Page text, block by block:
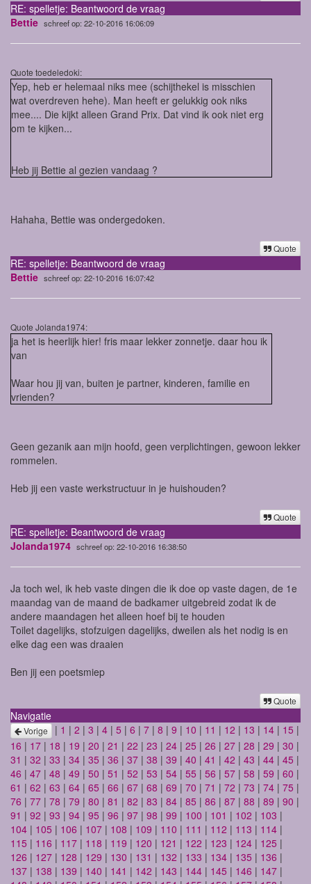
RE: spelletje: Beantwoord de vraag
Bettie schreef op: 22-10-2016 16:06:09
Quote toedeledoki:
Yep, heb er helemaal niks mee (schijthekel is misschien
wat overdreven hehe). Man heeft er gelukkig ook niks
mee.... Die kijkt alleen Grand Prix. Dat vind ik ook niet erg
om te kijken...
Heb jij Bettie al gezien vandaag ?
Hahaha, Bettie was ondergedoken.
Quote
RE: spelletje: Beantwoord de vraag
Bettie schreef op: 22-10-2016 16:07:42
Quote Jolanda1974:
ja het is heerlijk hier! fris maar lekker zonnetje. daar hou ik
van
Waar hou jij van, buiten je partner, kinderen, familie en
vrienden?
Geen gezanik aan mijn hoofd, geen verplichtingen, gewoon lekker
rommelen.
Heb jij een vaste werkstructuur in je huishouden?
Quote
RE: spelletje: Beantwoord de vraag
Jolanda1974 schreef op: 22-10-2016 16:38:50
Ja toch wel, ik heb vaste dingen die ik doe op vaste dagen, de 1e
maandag van de maand de badkamer uitgebreid zodat ik de
andere maandagen het alleen hoef bij te houden
Toilet dagelijks, stofzuigen dagelijks, dweilen als het nodig is en
elke dag een was draaien
Ben jij een poetsmiep
Quote
Navigatie
Vorige | 1 | 2 | 3 | 4 | 5 | 6 | 7 | 8 | 9 | 10 | 11 | 12 | 13 | 14 | 15 |
16 | 17 | 18 | 19 | 20 | 21 | 22 | 23 | 24 | 25 | 26 | 27 | 28 | 29 | 30 |
31 | 32 | 33 | 34 | 35 | 36 | 37 | 38 | 39 | 40 | 41 | 42 | 43 | 44 | 45 |
46 | 47 | 48 | 49 | 50 | 51 | 52 | 53 | 54 | 55 | 56 | 57 | 58 | 59 | 60 |
61 | 62 | 63 | 64 | 65 | 66 | 67 | 68 | 69 | 70 | 71 | 72 | 73 | 74 | 75 |
76 | 77 | 78 | 79 | 80 | 81 | 82 | 83 | 84 | 85 | 86 | 87 | 88 | 89 | 90 |
91 | 92 | 93 | 94 | 95 | 96 | 97 | 98 | 99 | 100 | 101 | 102 | 103 |
104 | 105 | 106 | 107 | 108 | 109 | 110 | 111 | 112 | 113 | 114 |
115 | 116 | 117 | 118 | 119 | 120 | 121 | 122 | 123 | 124 | 125 |
126 | 127 | 128 | 129 | 130 | 131 | 132 | 133 | 134 | 135 | 136 |
137 | 138 | 139 | 140 | 141 | 142 | 143 | 144 | 145 | 146 | 147 |